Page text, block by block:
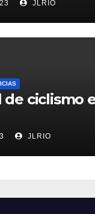
JLRIO
de ciclismo
JLRIO